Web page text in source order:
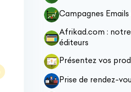
Campagnes
Afrikad.com :
éditeurs
Présentez vos
Prise de rendez-